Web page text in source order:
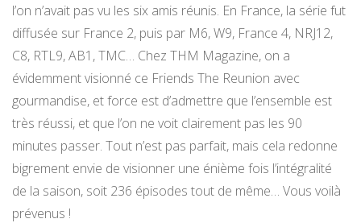
l’on n’avait pas vu les six amis réunis. En France, la série fut
diffusée sur France 2, puis par M6, W9, France 4, NRJ12,
C8, RTL9, AB1, TMC… Chez THM Magazine, on a
évidemment visionné ce Friends The Reunion avec
gourmandise, et force est d’admettre que l’ensemble est
très réussi, et que l’on ne voit clairement pas les 90
minutes passer. Tout n’est pas parfait, mais cela redonne
bigrement envie de visionner une énième fois l’intégralité
de la saison, soit 236 épisodes tout de même… Vous voilà
prévenus !